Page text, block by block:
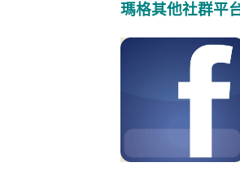
瑪格其他社群平